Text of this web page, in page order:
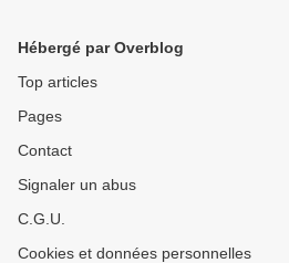
Hébergé par Overblog
Top articles
Pages
Contact
Signaler un abus
C.G.U.
Cookies et données personnelles